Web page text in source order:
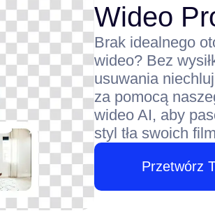
Wideo
Brak idealnego
wideo? Bez
usuwania
za pomocą
wideo AI, aby
styl tła swoich
Przetwórz